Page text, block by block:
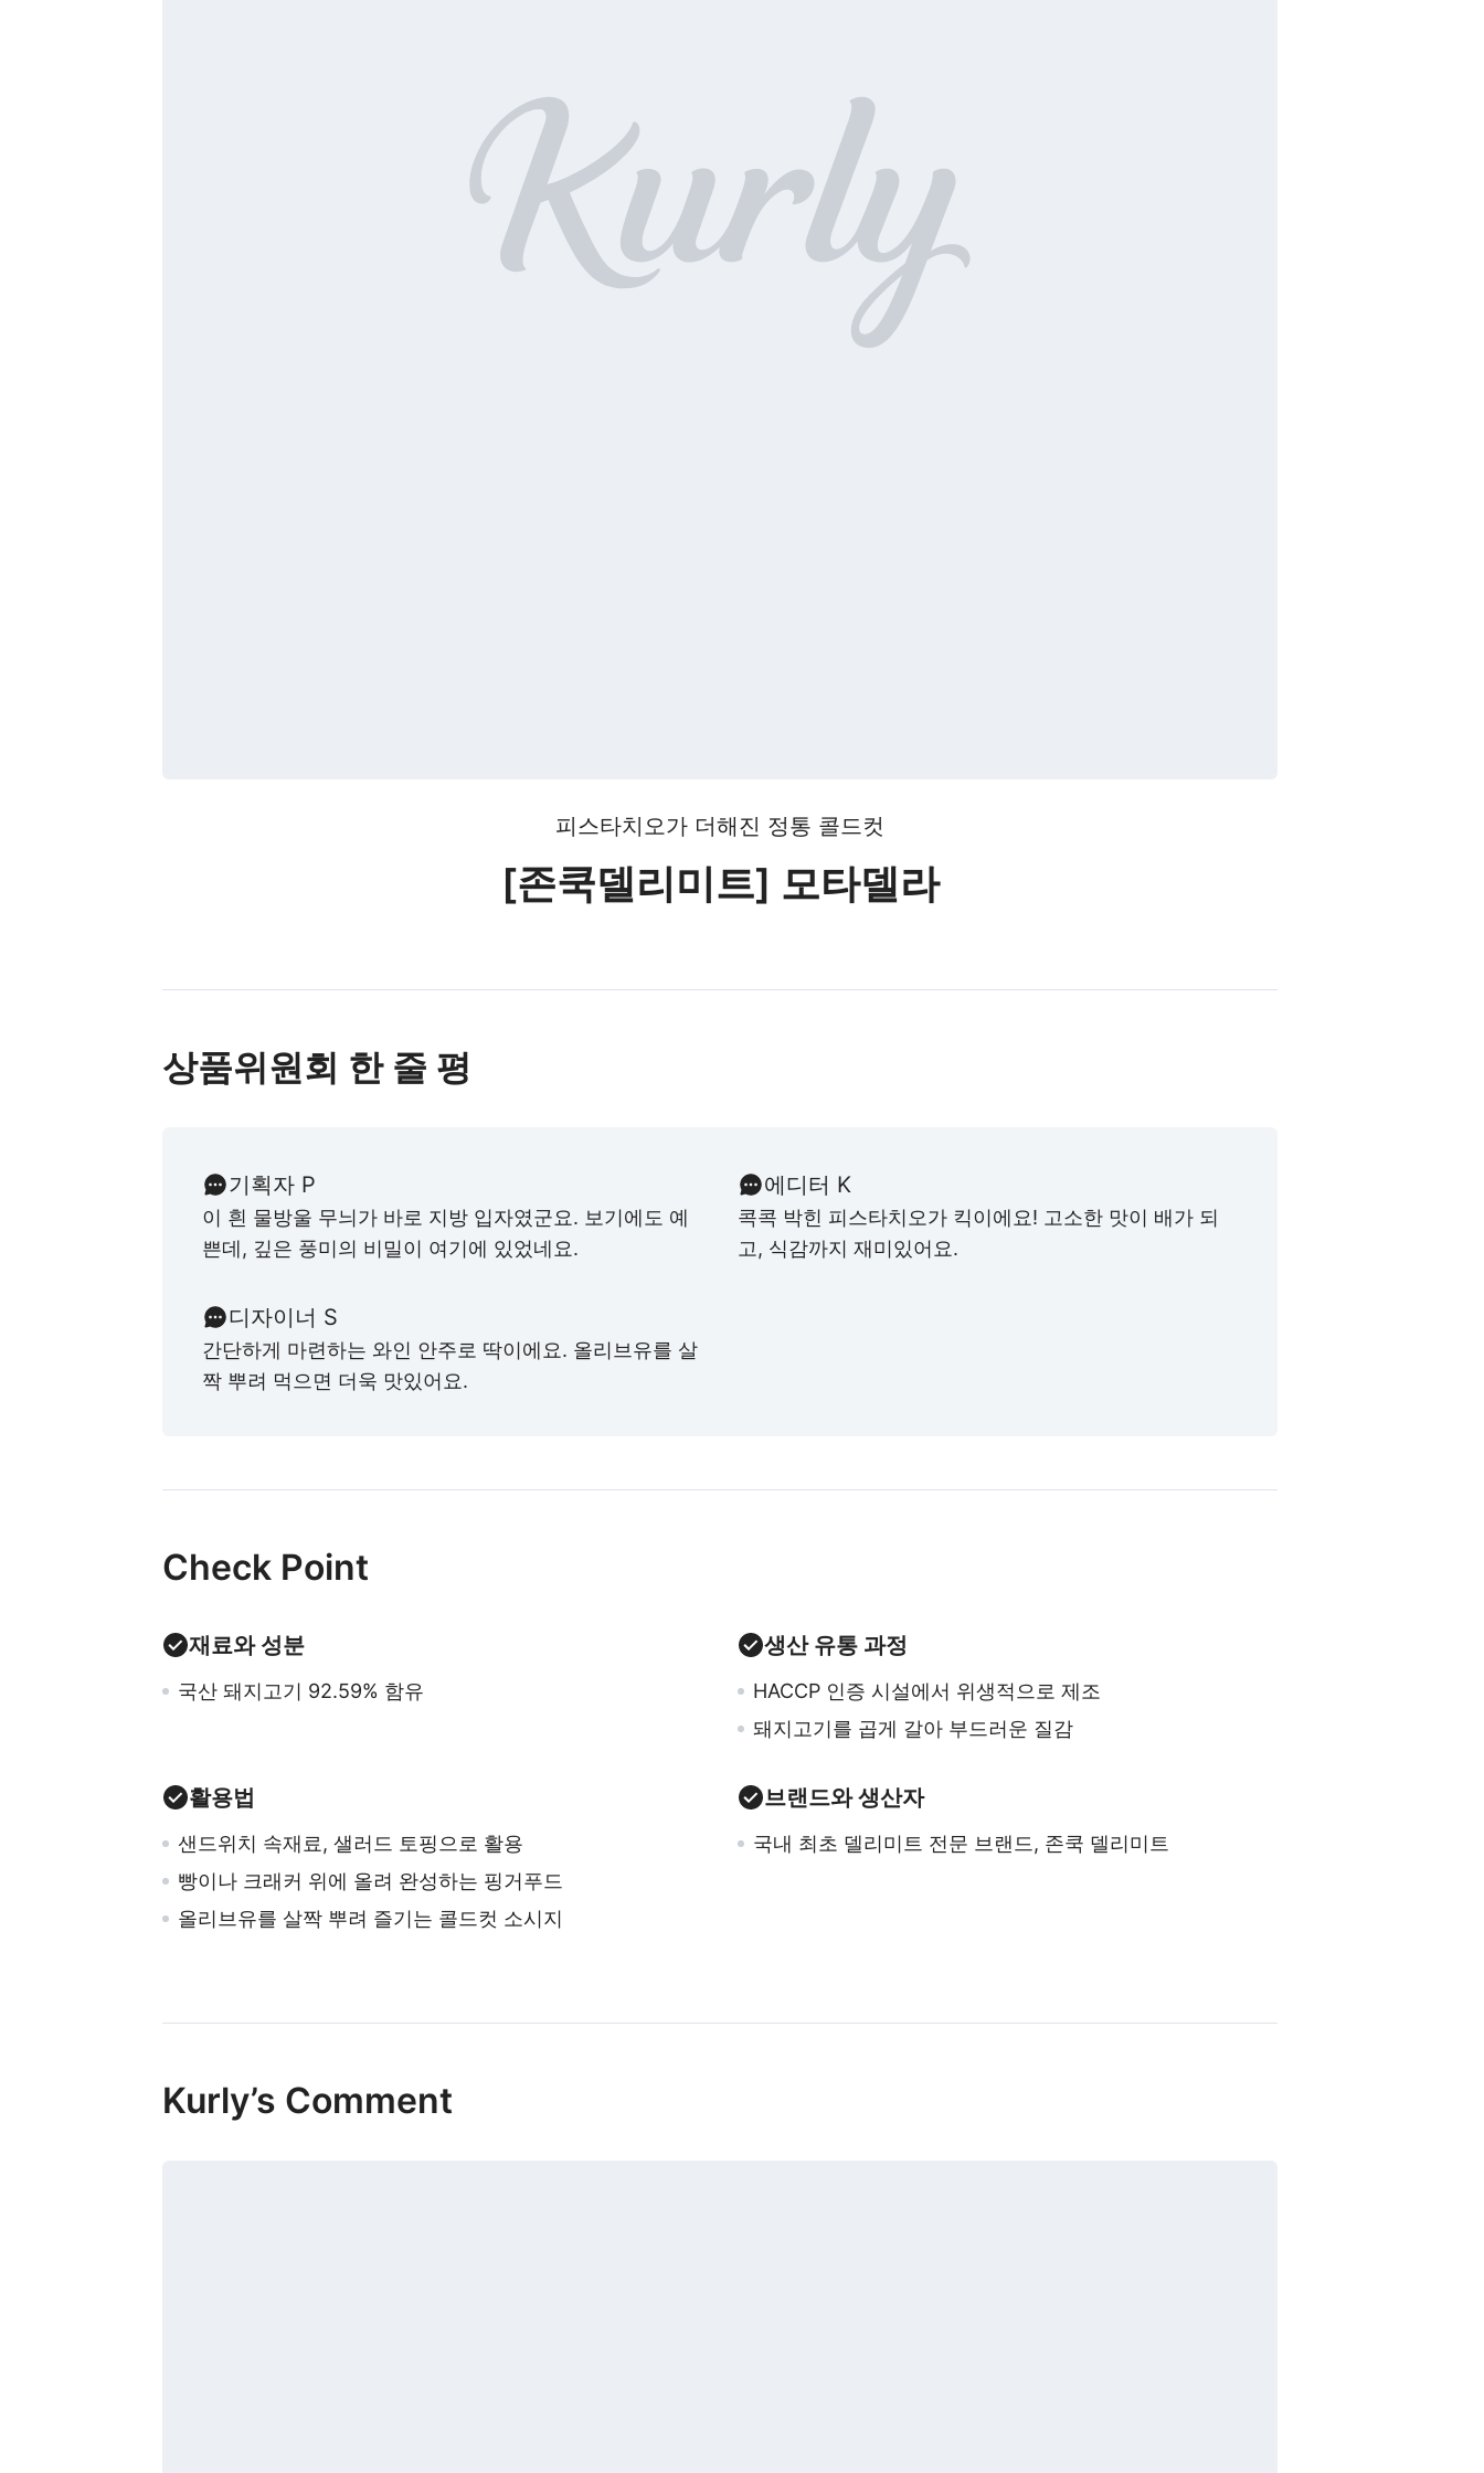
피스타치오가 더해진 정통 콜드컷
[존쿡델리미트] 모타델라
상품위원회 한 줄 평
기획자 P
이 흰 물방울 무늬가 바로 지방 입자였군요. 보기에도 예
쁜데, 깊은 풍미의 비밀이 여기에 있었네요.
에디터 K
콕콕 박힌 피스타치오가 킥이에요! 고소한 맛이 배가 되
고, 식감까지 재미있어요.
디자이너 S
간단하게 마련하는 와인 안주로 딱이에요. 올리브유를 살
짝 뿌려 먹으면 더욱 맛있어요.
Check Point
재료와 성분
국산 돼지고기 92.59% 함유
생산 유통 과정
HACCP 인증 시설에서 위생적으로 제조
돼지고기를 곱게 갈아 부드러운 질감
활용법
샌드위치 속재료, 샐러드 토핑으로 활용
빵이나 크래커 위에 올려 완성하는 핑거푸드
올리브유를 살짝 뿌려 즐기는 콜드컷 소시지
브랜드와 생산자
국내 최초 델리미트 전문 브랜드, 존쿡 델리미트
Kurly’s Comment